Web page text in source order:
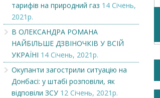
тарифів на природний газ 14 Січень,
2021р.
В ОЛЕКСАНДРА РОМАНА
НАЙБІЛЬШЕ ДЗВІНОЧКІВ У ВСІЙ
УКРАЇНІ 14 Січень, 2021р.
Окупанти загострили ситуацію на
Донбасі: у штабі розповіли, як
відповіли ЗСУ 12 Січень, 2021р.
Передплата – 2021